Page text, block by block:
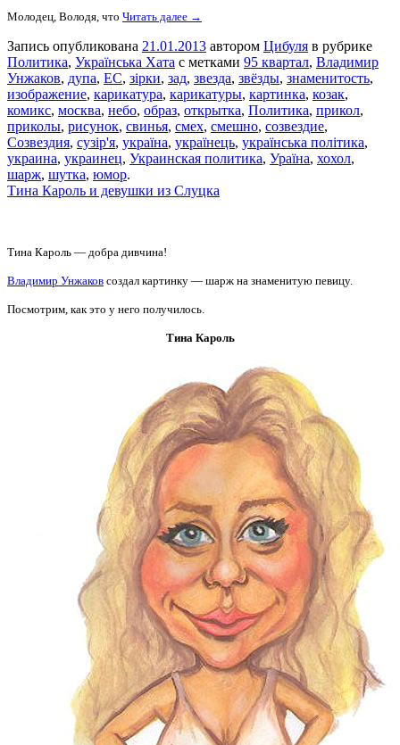
Молодец, Володя, что Читать далее →
Запись опубликована 21.01.2013 автором Цибуля в рубрике
Политика, Українська Хата с метками 95 квартал, Владимир
Унжаков, дупа, ЕС, зірки, зад, звезда, звёзды, знаменитость,
изображение, карикатура, карикатуры, картинка, козак,
комикс, москва, небо, образ, открытка, Политика, прикол,
приколы, рисунок, свинья, смех, смешно, созвездие,
Созвездия, сузір'я, україна, українець, українська політика,
украина, украинец, Украинская политика, Ураїна, хохол,
шарж, шутка, юмор.
Тина Кароль и девушки из Слуцка
Тина Кароль — добра дивчина!
Владимир Унжаков создал картинку — шарж на знаменитую певицу.
Посмотрим, как это у него получилось.
Тина Кароль